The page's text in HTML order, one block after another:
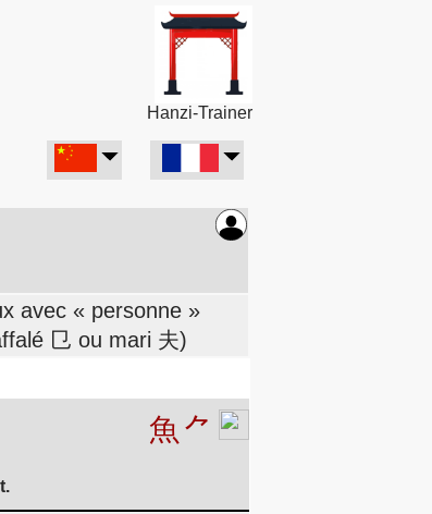
Hanzi-Trainer
avec « personne »
㔾 ou mari 夫)
魚 ⺈